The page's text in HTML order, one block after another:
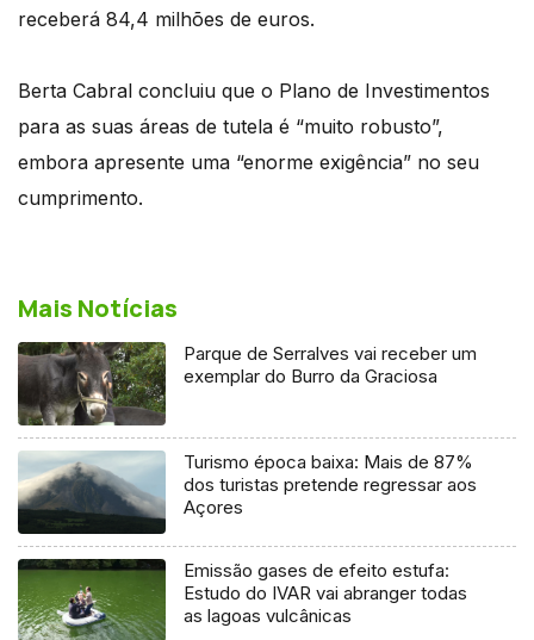
receberá 84,4 milhões de euros.
Berta Cabral concluiu que o Plano de Investimentos
para as suas áreas de tutela é “muito robusto”,
embora apresente uma “enorme exigência” no seu
cumprimento.
Mais Notícias
Parque de Serralves vai receber um
exemplar do Burro da Graciosa
Turismo época baixa: Mais de 87%
dos turistas pretende regressar aos
Açores
Emissão gases de efeito estufa:
Estudo do IVAR vai abranger todas
as lagoas vulcânicas